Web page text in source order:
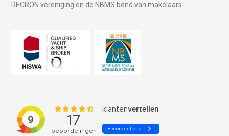
RECRON vereniging en de NBMS bond van makelaars.